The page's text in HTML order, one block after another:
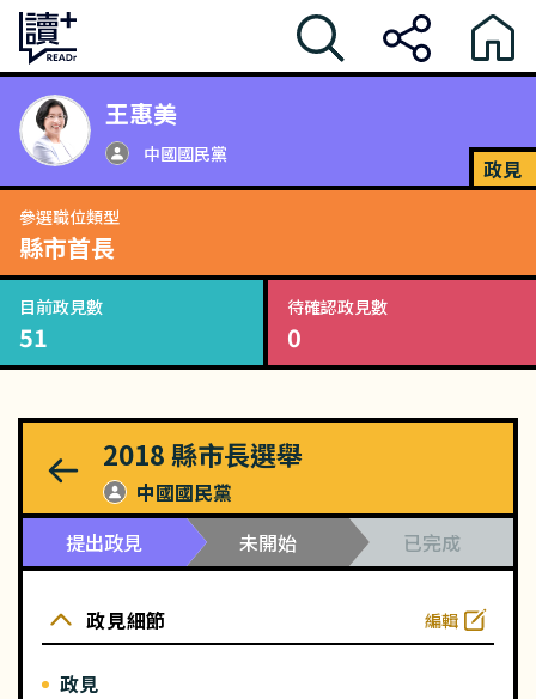
王惠美
中國國民黨
政見
參選職位類型
縣市首長
目前政見數
51
待確認政見數
0
2018 縣市長選舉
中國國民黨
提出政見
未開始 已完成
政見細節 編輯
政見